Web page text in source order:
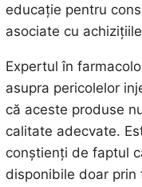
educație pentru
asociate cu
Expertul în
asupra pericolelor
că aceste produse
calitate adecvate.
conștienți de faptul
disponibile doar